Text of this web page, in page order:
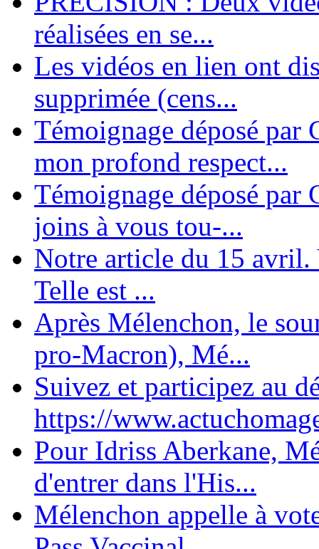
réalisées en se...
Les vidéos en lien ont
supprimée (cens...
Témoignage déposé par
mon profond respect...
Témoignage déposé par
joins à vous tou-...
Notre article du 15 avril.
Telle est ...
Après Mélenchon, le
pro-Macron), Mé...
Suivez et participez au
https://
Pour Idriss Aberkane,
d'entrer dans l'His...
Mélenchon appelle à